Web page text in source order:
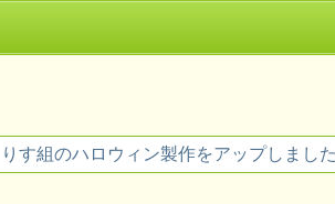
りす組のハロウィン製作をアップしました